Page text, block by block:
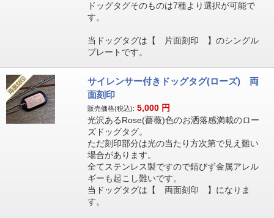
ドッグタグそのものは7種より選択が可能で
す。
当ドッグタグは【 片面刻印 】のシングル
プレートです。
サイレンサー付きドッグタグ(ローズ) 両
面刻印
販売価格(税込): 5,000 円
光沢あるRose(薔薇)色のお洒落感満載のロー
ズドッグタグ。
ただ刻印部分は光の当たり方次第で見え難い
場合があります。
全てステンレス製ですので錆びず金属アレル
ギーも起こし難いです。
当ドッグタグは【 両面刻印 】になりま
す。